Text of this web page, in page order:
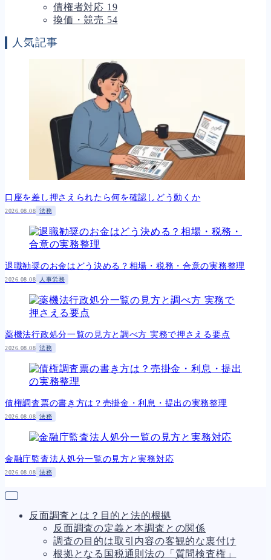
債権者対応 19
換価・競売 54
人気記事
口座を差し押さえられたら何を確認しどう動くか
2026.08.08 法務
退職勧奨のお金はどう決める？相場・税務・合意の実務整理
2026.08.08 人事労務
薬機法行政処分一覧の見方と調べ方 実務で押さえる要点
2026.08.08 法務
債権調査票の書き方は？売掛金・利息・提出の実務整理
2026.08.08 法務
金融庁監査法人処分一覧の見方と実務対応
2026.08.08 法務
反面調査とは？目的と法的根拠
反面調査の定義と本調査との関係
調査の目的は取引内容の客観的な裏付け
根拠となる国税通則法の「質問検査権」